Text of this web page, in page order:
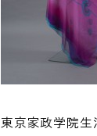
東京家政学院